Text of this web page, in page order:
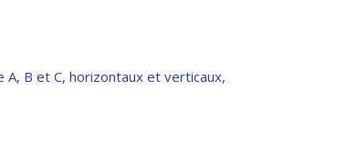
B et C, horizontaux et verticaux,